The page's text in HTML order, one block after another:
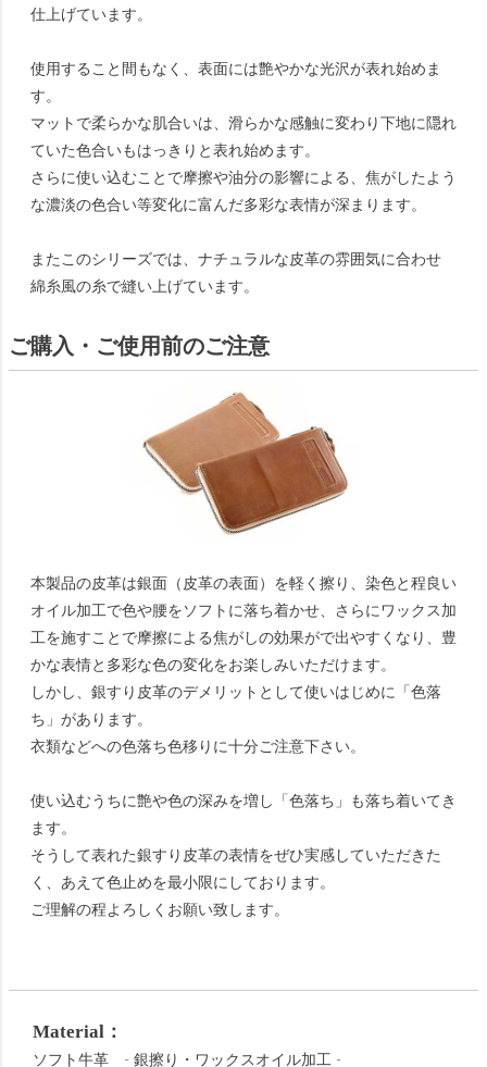
仕上げています。
使用すること間もなく、表面には艶やかな光沢が表れ始めま
す。
マットで柔らかな肌合いは、滑らかな感触に変わり下地に隠れ
ていた色合いもはっきりと表れ始めます。
さらに使い込むことで摩擦や油分の影響による、焦がしたよう
な濃淡の色合い等変化に富んだ多彩な表情が深まります。
またこのシリーズでは、ナチュラルな皮革の雰囲気に合わせ
綿糸風の糸で縫い上げています。
ご購入・ご使用前のご注意
本製品の皮革は銀面（皮革の表面）を軽く擦り、染色と程良い
オイル加工で色や腰をソフトに落ち着かせ、さらにワックス加
工を施すことで摩擦による焦がしの効果がで出やすくなり、豊
かな表情と多彩な色の変化をお楽しみいただけます。
しかし、銀すり皮革のデメリットとして使いはじめに「色落
ち」があります。
衣類などへの色落ち色移りに十分ご注意下さい。
使い込むうちに艶や色の深みを増し「色落ち」も落ち着いてき
ます。
そうして表れた銀すり皮革の表情をぜひ実感していただきた
く、あえて色止めを最小限にしております。
ご理解の程よろしくお願い致します。
Material：
ソフト牛革 - 銀擦り・ワックスオイル加工 -